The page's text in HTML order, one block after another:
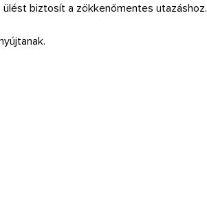
biztosít a zökkenőmentes utazáshoz.